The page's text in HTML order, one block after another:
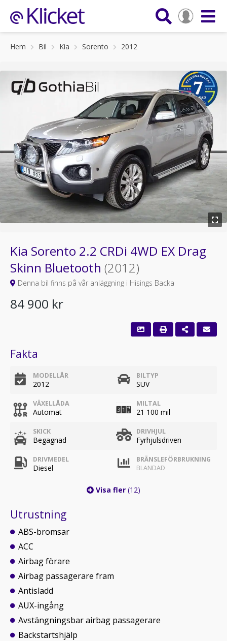
Hem Bil Kia Sorento 2012
Kia Sorento 2.2 CRDi 4WD EX Drag
Skinn Bluetooth (2012)
Denna bil finns på vår anläggning i Hisings Backa
84 900 kr
Fakta
MODELLÅR
2012
BILTYP
SUV
VÄXELLÅDA
Automat
MILTAL
21 100 mil
SKICK
Begagnad
DRIVHJUL
Fyrhjulsdriven
DRIVMEDEL
Diesel
BRÄNSLEFÖRBRUKNING
BLANDAD
Visa fler (12)
Utrustning
ABS-bromsar
ACC
Airbag förare
Airbag passagerare fram
Antisladd
AUX-ingång
Avstängningsbar airbag passagerare
Backstartshjälp